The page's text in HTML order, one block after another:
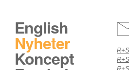
English
Nyheter
Koncept